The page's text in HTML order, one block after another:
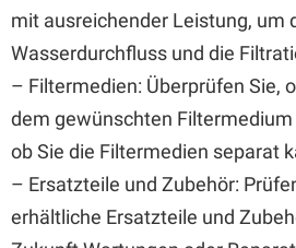
mit ausreichender Leistung, um
Wasserdurchfluss und die
– Filtermedien: Überprüfen Sie,
dem gewünschten
ob Sie die Filtermedien separat
– Ersatzteile und Zubehör:
erhältliche Ersatzteile und